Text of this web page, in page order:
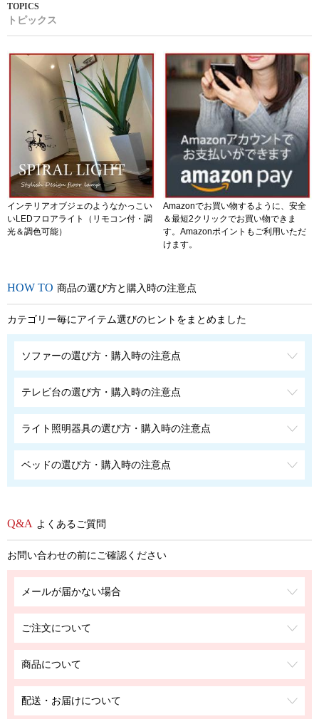
トピックス
インテリアオブジェのようなかっこい
いLEDフロアライト（リモコン付・調
光＆調色可能）
Amazonでお買い物するように、安全
＆最短2クリックでお買い物できま
す。Amazonポイントもご利用いただ
けます。
商品の選び方と購入時の注意点
カテゴリー毎にアイテム選びのヒントをまとめました
ソファーの選び方・購入時の注意点
テレビ台の選び方・購入時の注意点
ライト照明器具の選び方・購入時の注意点
ベッドの選び方・購入時の注意点
よくあるご質問
お問い合わせの前にご確認ください
メールが届かない場合
ご注文について
商品について
配送・お届けについて